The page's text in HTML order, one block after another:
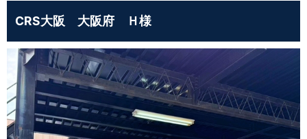
CRS大阪 大阪府 Ｈ様